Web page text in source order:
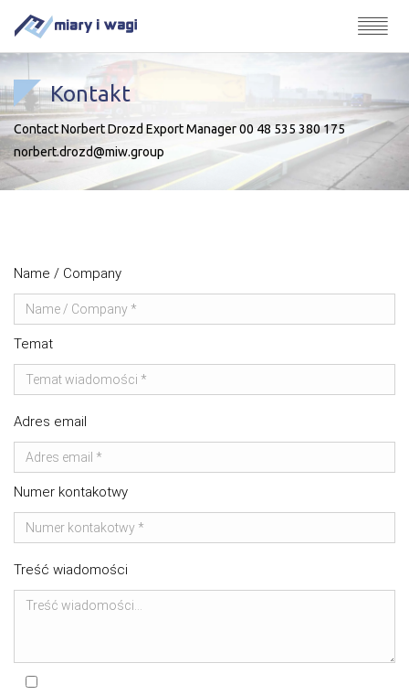
Kontakt
Contact Norbert Drozd Export Manager 00 48 535 380 175
norbert.drozd@miw.group
Name / Company
Temat
Adres email
Numer kontakotwy
Treść wiadomości